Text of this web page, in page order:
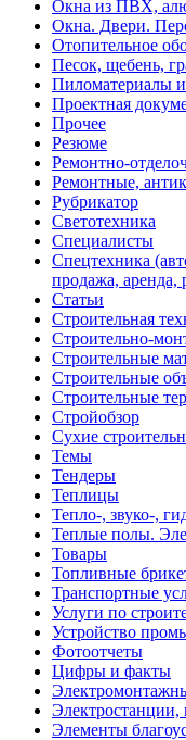
Окна из ПВХ,
Окна. Двери.
Отопительное
Песок, щебень,
Пиломатериалы и
Проектная
Прочее
Резюме
Ремонтно-
Ремонтные,
Рубрикатор
Светотехника
Специалисты
Спецтехника
продажа, аренда,
Статьи
Строительная
Строительно-
Строительные
Строительные
Строительные
Стройобзор
Сухие
Темы
Тендеры
Теплицы
Тепло-, звуко-,
Теплые полы.
Товары
Топливные
Транспортные
Услуги по
Устройство
Фотоотчеты
Цифры и факты
Электростанции,
Элементы